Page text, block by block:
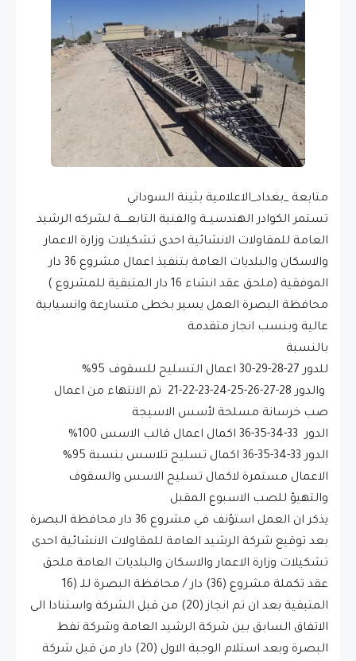
متابعة _بغداد_الاعلامية بثينة السوداني
تستمر الكوادر الهندسيــة والفنية التابعــــة لشركه الرشيد
العامة للمقاولات الانشائية احدى تشكيلات وزارة الاعمار
والاسكان والبلديات العامة بتنفيذ اعمال مشروع 36 دار
الموفقية (ملحق عقد انشاء 16 دار المتبقية للمشروع )
محافظة البصرة العمل يسير بخطى متسارعة وانسيابية
عالية وبنسب انجاز متقدمة
بالنسبة
للدور 27-28-29-30 اعمال التسليح للسقوف 95%
والدور 28-27-26-25-24-23-22-21 تم الانتهاء من اعمال
صب خرسانة مسلحة لأسس الاسيجة
الدور 33-34-35-36 اكمال اعمال قالب الاسس 100%
الدور 33-34-35-36 اكمال تسليح تلاسس بنسبة 95%
الاعمال مستمرة لاكمال تسليح الاسس والسقوف
والتهيؤ للصب الاسبوع المقبل
يذكر ان العمل استؤنف في مشروع 36 دار محافظة البصرة
بعد توقيع شركة الرشيد العامة للمقاولات الانشائية احدى
تشكيلات وزارة الاعمار والاسكان والبلديات العامة ملحق
عقد تكملة مشروع (36) دار / محافظة البصرة للـ (16
المتبقية بعد ان تم انجاز (20) من قبل الشركة واستنادا الى
الاتفاق السابق بين شركة الرشيد العامة وشركة نفط
البصرة وبعد استلام الوجبة الاول (20) دار من قبل شركة